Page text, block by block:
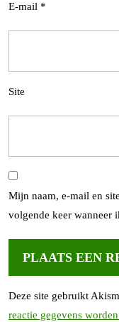
E-mail *
Site
Mijn naam, e-mail en
volgende keer wanneer
Deze site gebruikt
reactie gegevens